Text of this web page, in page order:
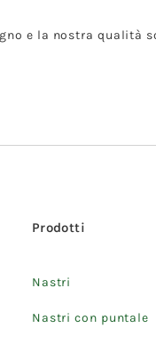
e la nostra qualità
Prodotti
Nastri
Nastri con puntale